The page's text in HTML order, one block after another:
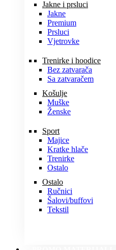
Jakne i prsluci
Jakne
Premium
Prsluci
Vjetrovke
Trenirke i hoodice
Bez zatvarača
Sa zatvaračem
Košulje
Muške
Ženske
Sport
Majice
Kratke hlače
Trenirke
Ostalo
Ostalo
Ručnici
Šalovi/buffovi
Tekstil